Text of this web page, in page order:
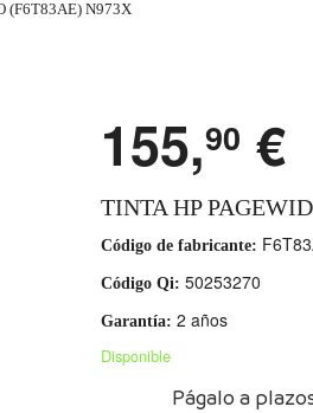
(F6T83AE) N973X
155,90 €
TINTA HP
Código de fabricante:
Código Qi: 50253270
Garantía: 2 años
Disponible
Págalo a